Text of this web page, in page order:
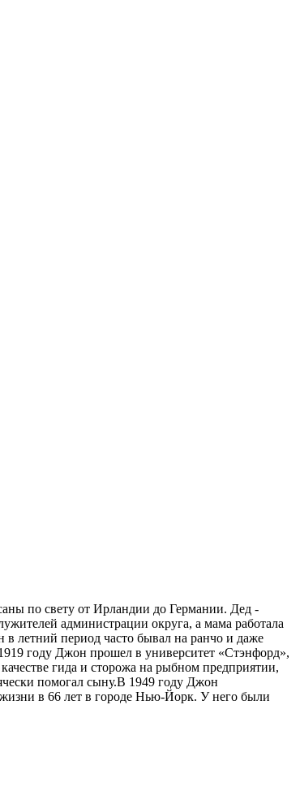
по свету от Ирландии до Германии. Дед -
администрации округа, а мама работала
летний период часто бывал на ранчо и даже
году Джон прошел в университет «Стэнфорд»,
гида и сторожа на рыбном предприятии,
помогал сыну.В 1949 году Джон
в 66 лет в городе Нью-Йорк. У него были